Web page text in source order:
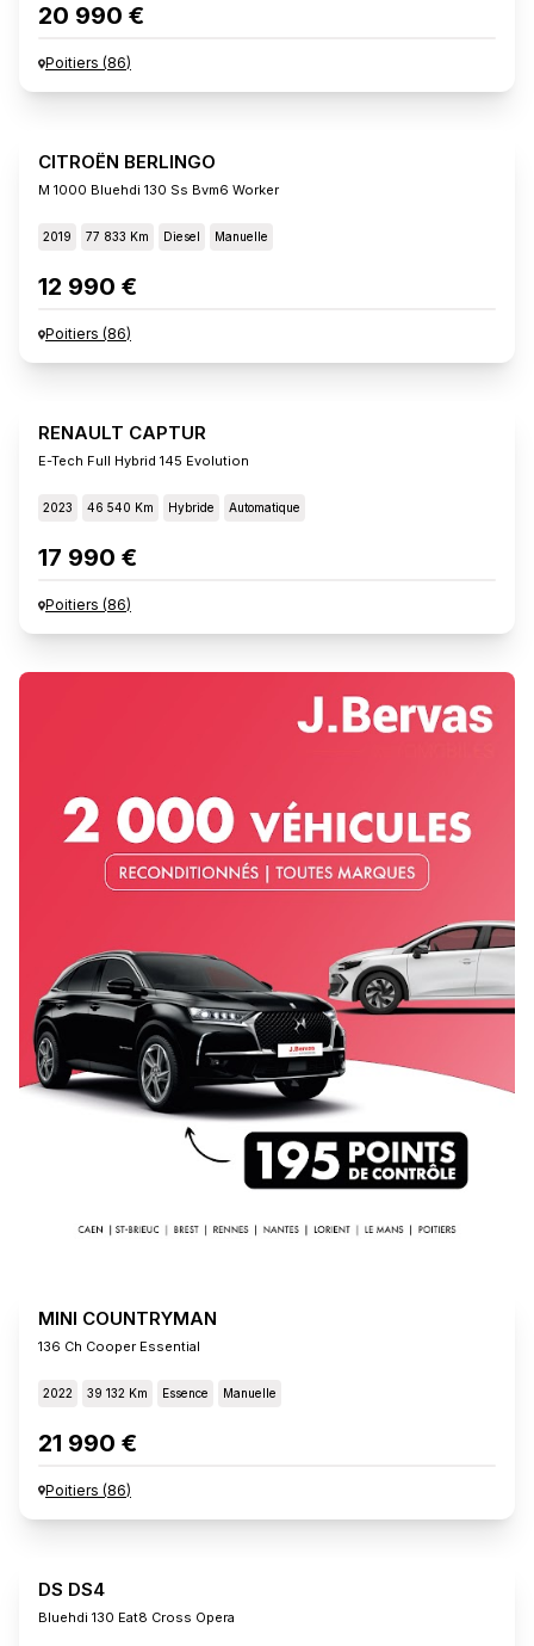
20 990 €
Poitiers (86)
CITROËN BERLINGO
M 1000 Bluehdi 130 Ss Bvm6 Worker
2019 77 833 Km Diesel Manuelle
12 990 €
Poitiers (86)
RENAULT CAPTUR
E-Tech Full Hybrid 145 Evolution
2023 46 540 Km Hybride Automatique
17 990 €
Poitiers (86)
MINI COUNTRYMAN
136 Ch Cooper Essential
2022 39 132 Km Essence Manuelle
21 990 €
Poitiers (86)
DS DS4
Bluehdi 130 Eat8 Cross Opera